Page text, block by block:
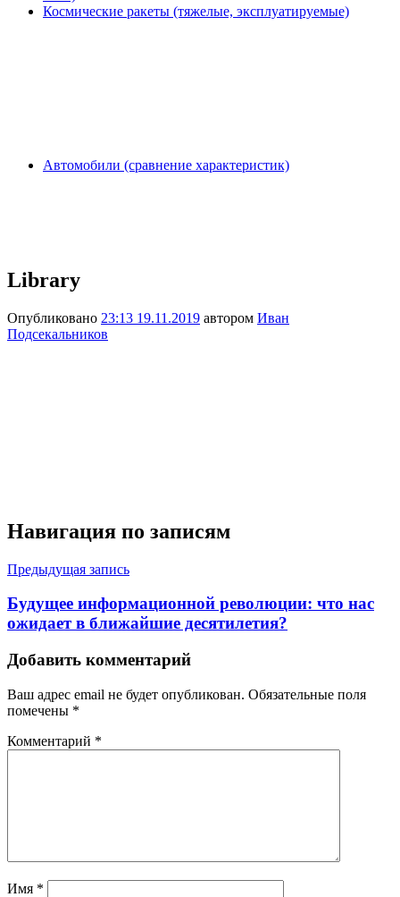
Космические ракеты (тяжелые, эксплуатируемые)
Автомобили (сравнение характеристик)
Library
Опубликовано 23:13 19.11.2019 автором Иван
Подсекальников
Навигация по записям
Предыдущая запись
Будущее информационной революции: что нас
ожидает в ближайшие десятилетия?
Добавить комментарий
Ваш адрес email не будет опубликован. Обязательные поля
помечены *
Комментарий *
Имя *